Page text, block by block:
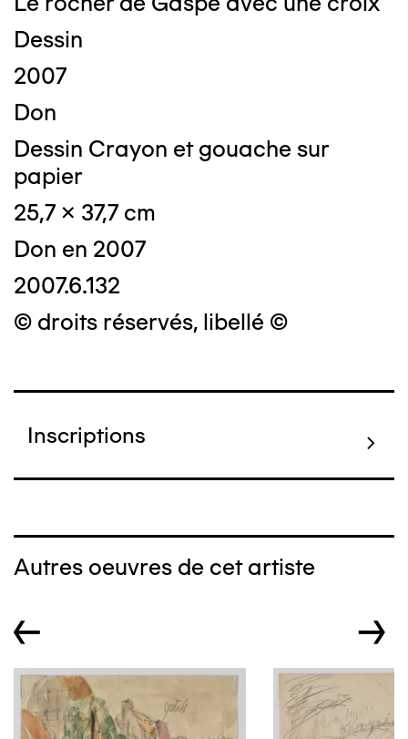
Dessin
2007
Don
Dessin Crayon et gouache sur
papier
25,7 x 37,7 cm
Don en 2007
2007.6.132
© droits réservés, libellé ©
Inscriptions
Autres oeuvres de cet artiste
← →